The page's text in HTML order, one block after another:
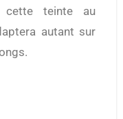
cette teinte au
autant sur